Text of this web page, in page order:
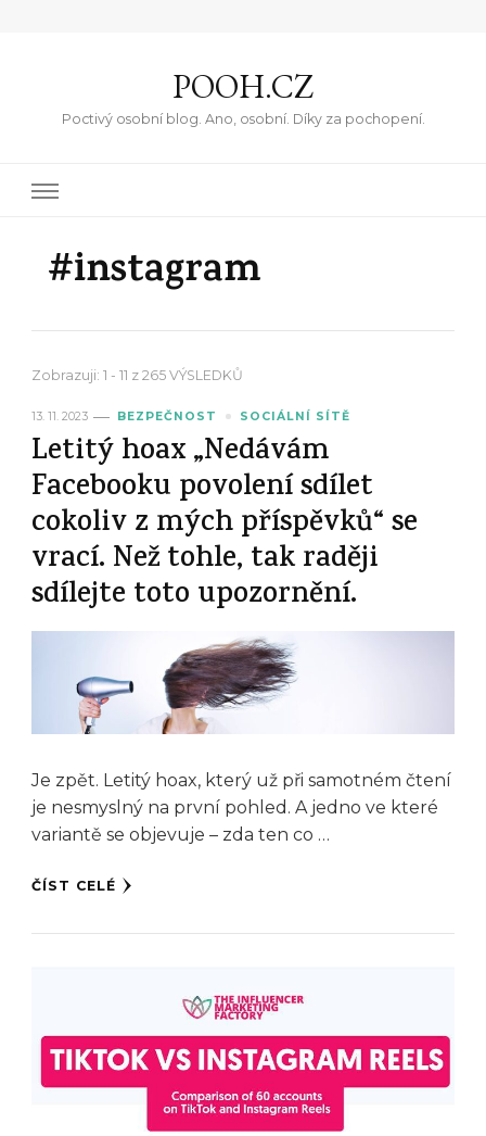
POOH.CZ
Poctivý osobní blog. Ano, osobní. Díky za pochopení.
#instagram
Zobrazuji: 1 - 11 z 265 VÝSLEDKŮ
13. 11. 2023 BEZPEČNOST SOCIÁLNÍ SÍTĚ
Letitý hoax „Nedávám
Facebooku povolení sdílet
cokoliv z mých příspěvků“ se
vrací. Než tohle, tak raději
sdílejte toto upozornění.
Je zpět. Letitý hoax, který už při samotném čtení
je nesmyslný na první pohled. A jedno ve které
variantě se objevuje – zda ten co …
ČÍST CELÉ